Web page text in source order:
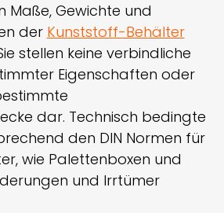
Maße, Gewichte und
der Kunststoff-Behälter
stellen keine verbindliche
Eigenschaften oder
dar. Technisch bedingte
den DIN Normen für
wie Palettenboxen und
und Irrtümer